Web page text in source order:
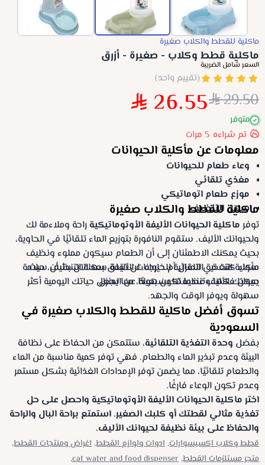
ماكلية للقطط والكلاب صغيرة
ماكلية قطط وكلاب - صغيرة - أزرق
السعر شامل الضريبة
(تقييم واحد)
29.50
26.55
متوفر
تم شراءه 5 مرات
معلومات عن مأكلية الحيوانات
وعاء طعام للحيوانات
مغذي تلقائي
موزع طعام اتوماتيكي
سهل التنظيف
ماكلية للقطط والكلاب صغيرة
توفر ماكلية الحيوانات الأليفة الأوتوماتيكية راحة وملاءمة لك
ولحيوانك الأليف. ستقوم النافورة بتوزيع الماء تلقائيًا في الحاوية،
بحيث يمكنك الاطمئنان إلى أن الطعام سيكون مملوء ونظيف
سواء كنت في المنزل أم خارجه. لن تقلق بعد الآن بشأن سلامة
حيوانك الأليف عندما تكون بعيدًا عن المنزل.
مأكلية التغذية التلقائية للحيوانات الأليفة سهلة التنظيف، حيث
يمكن فكها وتنظيفها بسهولة، مما يجعل حياتك اليومية أكثر
سهولة ويوفر الوقت والجهد.
تسوق أفضل ماكلية للقطط والكلاب صغيرة في
السعودية
بفضل وحدة التغذية التلقائية، ستتمكن من الحفاظ على نظافة
البيئة وعدم تبذير الماء والطعام. فهي توفر كمية مناسبة من الماء
والطعام تلقائيًا، مما يضمن توفر الإمدادات الغذائية بشكل مستمر
وعدم تكون الوعاء فارغًا.
اختر ماكلية الحيوانات الأليفة الأوتوماتيكية واحصل على حل
تغذية مثالي لقطتك أو كلبك الصغير. استمتع براحة البال والراحة
والحفاظ على بيئة نظيفة لحيوانك الأليف.
قطط وكلاب اكسيسوارات, ادوات ولوازم القطط, اغراض ومنتجات القطط,
متجر مستلزمات القطط, cat water and food dispenser,